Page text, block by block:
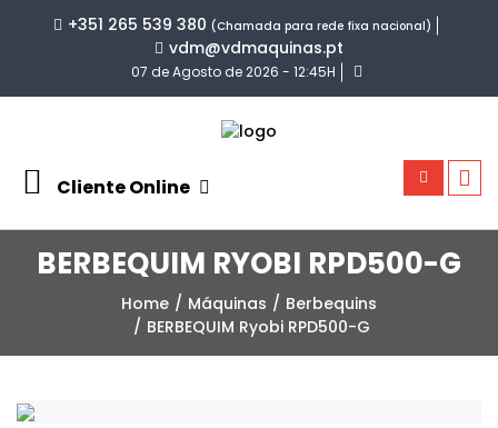
+351 265 539 380 (Chamada para rede fixa nacional)
vdm@vdmaquinas.pt
07 de Agosto de 2026 - 12:45H
Cliente Online
BERBEQUIM RYOBI RPD500-G
Home Máquinas
Berbequins
BERBEQUIM Ryobi RPD500-G